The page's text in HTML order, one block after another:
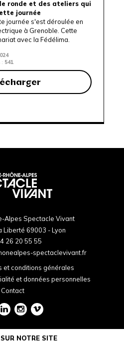
ronde et des ateliers qui
journée
journée s'est déroulée en
à Grenoble. Cette
avec la Fédélima
: 541
Alpes Spectacle Vivant
Liberté 69003 - Lyon
26 20 55 55
spectaclevivant.fr
et conditions générales
et données personnelles
Contact
NOTRE SITE